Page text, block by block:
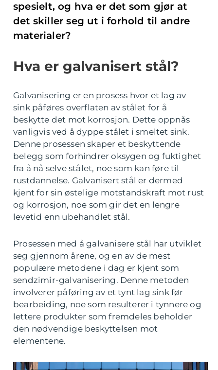
spesielt, og hva er det som gjør at
det skiller seg ut i forhold til andre
materialer?
Hva er galvanisert stål?
Galvanisering er en prosess hvor et lag av
sink påføres overflaten av stålet for å
beskytte det mot korrosjon. Dette oppnås
vanligvis ved å dyppe stålet i smeltet sink.
Denne prosessen skaper et beskyttende
belegg som forhindrer oksygen og fuktighet
fra å nå selve stålet, noe som kan føre til
rustdannelse. Galvanisert stål er dermed
kjent for sin østelige motstandskraft mot rust
og korrosjon, noe som gir det en lengre
levetid enn ubehandlet stål.
Prosessen med å galvanisere stål har utviklet
seg gjennom årene, og en av de mest
populære metodene i dag er kjent som
sendzimir-galvanisering. Denne metoden
involverer påføring av et tynt lag sink før
bearbeiding, noe som resulterer i tynnere og
lettere produkter som fremdeles beholder
den nødvendige beskyttelsen mot
elementene.